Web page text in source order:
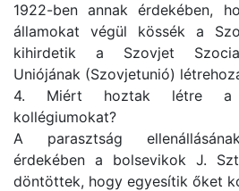
1922-ben annak érdekében,
államokat végül kössék a
kihirdetik a Szovjet
Uniójának (Szovjetunió)
4. Miért hoztak létre a
kollégiumokat?
A parasztság
érdekében a bolsevikok J.
döntöttek, hogy egyesítik őket